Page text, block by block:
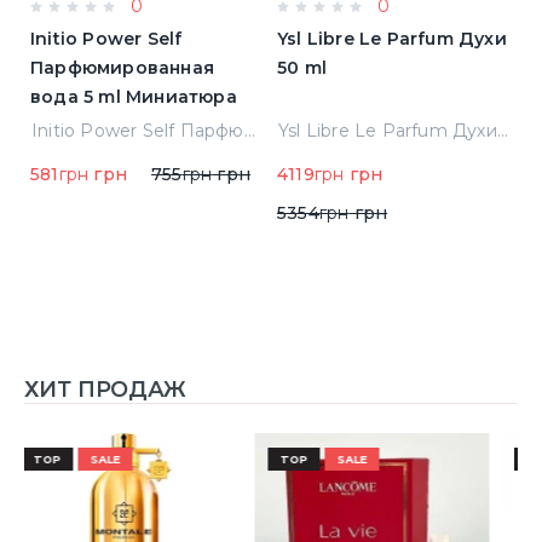
0
Initio Power Self
Парфюмированная
вода 5 ml Миниатюра
Initio Power Self Парфюмированная вода 5 ml Миниатюра
581 грн грн 755грнгрн
0
Ysl Libre Le Parfum Духи
50 ml
Ysl Libre Le Parfum Духи 50 ml
4119грн грн
5354грнгрн
ХИТ ПРОДАЖ
TOP SALE TOP SALE